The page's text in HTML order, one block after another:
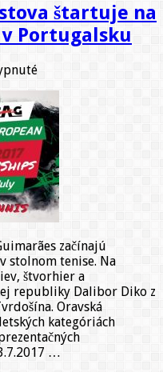
štartuje na
Portugalsku
na
Diko
z
Námestova
štartuje
na
ME
v
stolnom
tenise
Portugalsku
začínajú
stolnom tenise. Na
štvorhier a
republiky Dalibor Diko z
Oravská
kategóriách
…